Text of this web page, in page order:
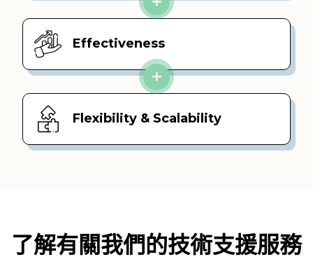
Effectiveness
Flexibility & Scalability
了解有關我們的技術支援服務